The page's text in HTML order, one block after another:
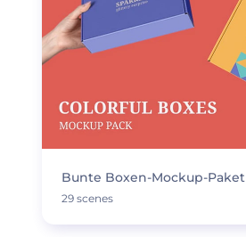
Bunte Boxen-Mockup-Paket
29 scenes